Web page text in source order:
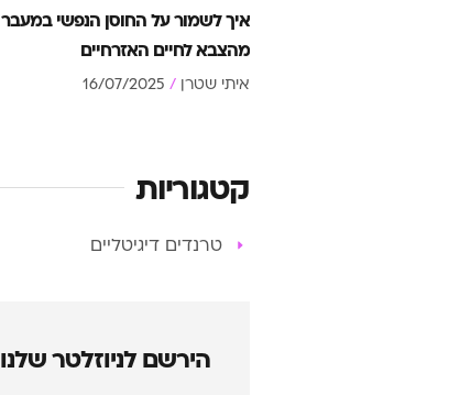
איך לשמור על החוסן הנפשי במעבר
מהצבא לחיים האזרחיים
איתי שטרן
קטגוריות
טרנדים דיגיטליים
הירשם לניוזלטר שלנו